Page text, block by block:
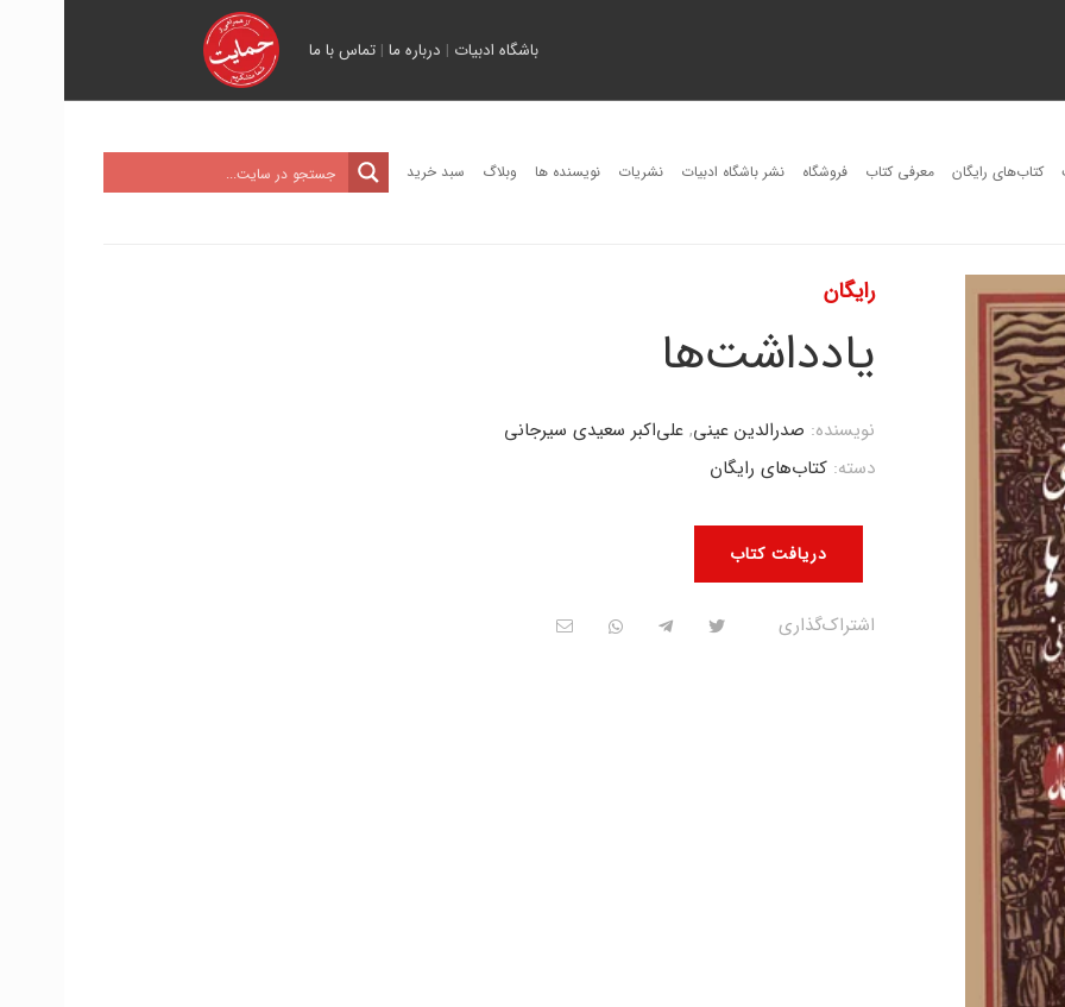
باشگاه ادبیات | درباره ما |تماس با ما
کتاب‌های رایگان معرفی کتاب فروشگاه نشر باشگاه ادبیات نشریات نویسنده ها وبلاگ سبد خرید
رایگان
یادداشت‌ها
دریافت کتاب
نویسنده: صدرالدین عینی,علی‌اکبر سعیدی سیرجانی
دسته: کتاب‌های رایگان
اشتراک‌گذاری